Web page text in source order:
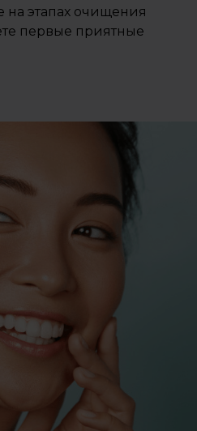
этапах очищения
первые приятные